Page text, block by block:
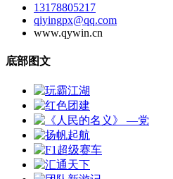
13178805217
qiyingpx@qq.com
www.qywin.cn
底部图文